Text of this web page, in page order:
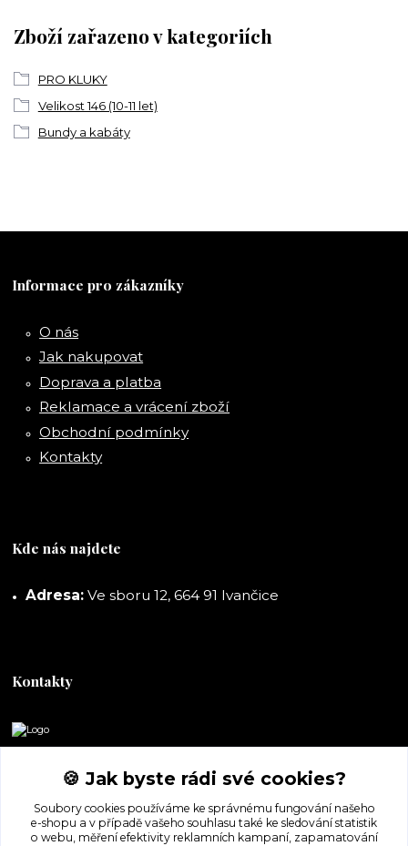
Zboží zařazeno v kategoriích
PRO KLUKY
Velikost 146 (10-11 let)
Bundy a kabáty
Informace pro zákazníky
O nás
Jak nakupovat
Doprava a platba
Reklamace a vrácení zboží
Obchodní podmínky
Kontakty
Kde nás najdete
Adresa: Ve sboru 12, 664 91 Ivančice
Kontakty
+420 777 247 722
(Po-Pá, 8-16 hod.)
🍪 Jak byste rádi své cookies?
Soubory cookies používáme ke správnému fungování našeho
e-shopu a v případě vašeho souhlasu také ke sledování statistik
o webu, měření efektivity reklamních kampaní, zapamatování